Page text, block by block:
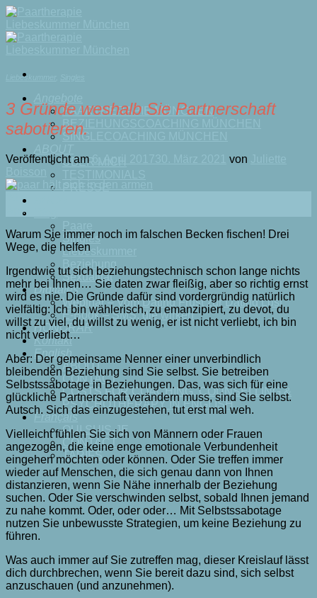
Skip
content
PAARTHERAPIE MÜNCHEN
BEZIEHUNGSCOACHING MÜNCHEN
SINGLECOACHING MÜNCHEN
ÜBER MICH
Singles
Liebeskummer
Beziehung
Sexualität
Digitales
Webinar – Vom Dating Frust zur Dating Lust
E-Book – SMS, die wirken
HONORAR
Kontakt
English
ABOUT
CONTACT
COSTS FOR COACHING, COUNSELLING &
PSYCHOTHERAPY IN ENGLISH
Français
QUI SUIS-JE
CONTACT
TARIFS
Liebeskummer
3 Gründe weshalb Sie Partnerschaft
sabotieren.
Veröffentlicht am von
Apr.
Warum Sie immer noch im falschen Becken fischen! Drei
Wege, die helfen
Irgendwie tut sich beziehungstechnisch schon lange nichts
mehr bei Ihnen… Sie daten zwar fleißig, aber so richtig ernst
wird es nie. Die Gründe dafür sind vordergründig natürlich
vielfältig: Ich bin wählerisch, zu emanzipiert, zu devot, du
willst zu viel, du willst zu wenig, er ist nicht verliebt, ich bin
nicht verliebt…
Aber: Der gemeinsame Nenner einer unverbindlich
bleibenden Beziehung sind Sie selbst. Sie betreiben
Selbstssabotage in Beziehungen. Das, was sich für eine
glückliche Partnerschaft verändern muss, sind Sie selbst.
Autsch. Sich das einzugestehen, tut erst mal weh.
Vielleicht fühlen Sie sich von Männern oder Frauen
angezogen, die keine enge emotionale Verbundenheit
eingehen möchten oder können. Oder Sie treffen immer
wieder auf Menschen, die sich genau dann von Ihnen
distanzieren, wenn Sie Nähe innerhalb der Beziehung
suchen. Oder Sie verschwinden selbst, sobald Ihnen jemand
zu nahe kommt. Oder, oder oder… Mit Selbstssabotage
nutzen Sie unbewusste Strategien, um keine Beziehung zu
führen.
Was auch immer auf Sie zutreffen mag, dieser Kreislauf lässt
dich durchbrechen, wenn Sie bereit dazu sind, sich selbst
anzuschauen (und anzunehmen).